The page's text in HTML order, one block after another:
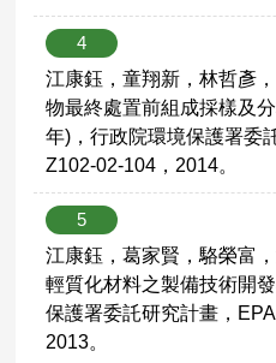
4
江康鈺，童翔新，林哲彥
物最終處置前組成採樣及
年)，行政院環境保護署委
Z102-02-104，2014。
5
江康鈺，葛家賢，駱榮富
輕質化材料之製備技術開
保護署委託研究計畫，
2013。